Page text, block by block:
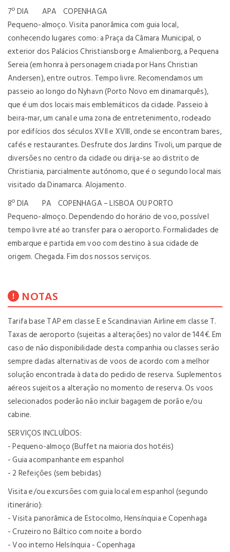
7º DIA APA COPENHAGA
Pequeno-almoço. Visita panorâmica com guia local,
conhecendo lugares como: a Praça da Câmara Municipal, o
exterior dos Palácios Christiansborg e Amalienborg, a Pequena
Sereia (em honra à personagem criada por Hans Christian
Andersen), entre outros. Tempo livre. Recomendamos um
passeio ao longo do Nyhavn (Porto Novo em dinamarquês),
que é um dos locais mais emblemáticos da cidade. Passeio à
beira-mar, um canal e uma zona de entretenimento, rodeado
por edifícios dos séculos XVII e XVIII, onde se encontram bares,
cafés e restaurantes. Desfrute dos Jardins Tivoli, um parque de
diversões no centro da cidade ou dirija-se ao distrito de
Christiania, parcialmente autónomo, que é o segundo local mais
visitado da Dinamarca. Alojamento.
8º DIA PA COPENHAGA – LISBOA OU PORTO
Pequeno-almoço. Dependendo do horário de voo, possível
tempo livre até ao transfer para o aeroporto. Formalidades de
embarque e partida em voo com destino à sua cidade de
origem. Chegada. Fim dos nossos serviços.
NOTAS
Tarifa base TAP em classe E e Scandinavian Airline em classe T.
Taxas de aeroporto (sujeitas a alterações) no valor de 144€. Em
caso de não disponibilidade desta companhia ou classes serão
sempre dadas alternativas de voos de acordo com a melhor
solução encontrada à data do pedido de reserva. Suplementos
aéreos sujeitos a alteração no momento de reserva. Os voos
selecionados poderão não incluir bagagem de porão e/ou
cabine.
SERVIÇOS INCLUÍDOS:
- Pequeno-almoço (Buffet na maioria dos hotéis)
- Guia acompanhante em espanhol
- 2 Refeições (sem bebidas)
Visita e/ou excursões com guia local em espanhol (segundo
itinerário):
- Visita panorâmica de Estocolmo, Hensínquia e Copenhaga
- Cruzeiro no Báltico com noite a bordo
- Voo interno Helsínquia - Copenhaga